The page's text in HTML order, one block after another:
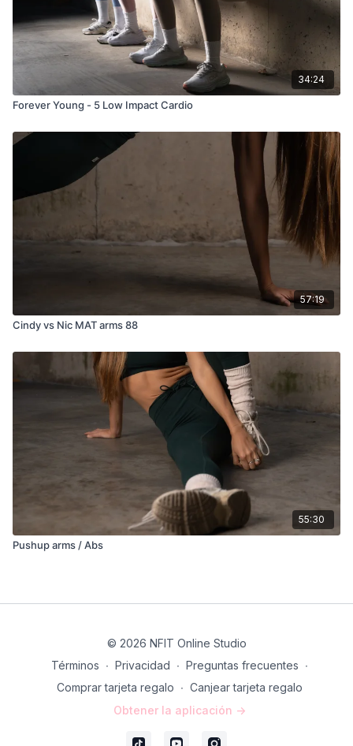
34:24
Forever Young - 5 Low Impact Cardio
57:19
Cindy vs Nic MAT arms 88
55:30
Pushup arms / Abs
© 2026 NFIT Online Studio
Términos ∙ Privacidad ∙ Preguntas frecuentes ∙
Comprar tarjeta regalo ∙ Canjear tarjeta regalo
Obtener la aplicación ->